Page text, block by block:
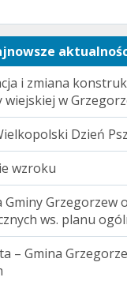
i zmiana
w
Dzień
wzroku
Gminy Grzegorzew
ws. planu
– Gmina